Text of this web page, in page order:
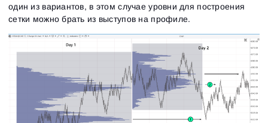
один из вариантов, в этом случае уровни для построения
сетки можно брать из выступов на профиле.